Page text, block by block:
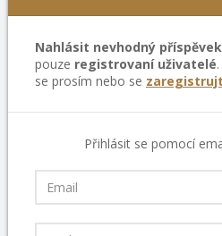
Nahlásit nevhodný příspěvek
pouze registrovaní uživatelé
se prosím nebo se
Přihlásit se pomocí
Email